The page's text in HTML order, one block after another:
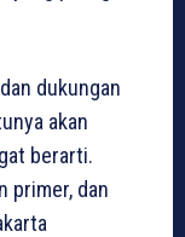
dukungan
akan
berarti.
primer, dan